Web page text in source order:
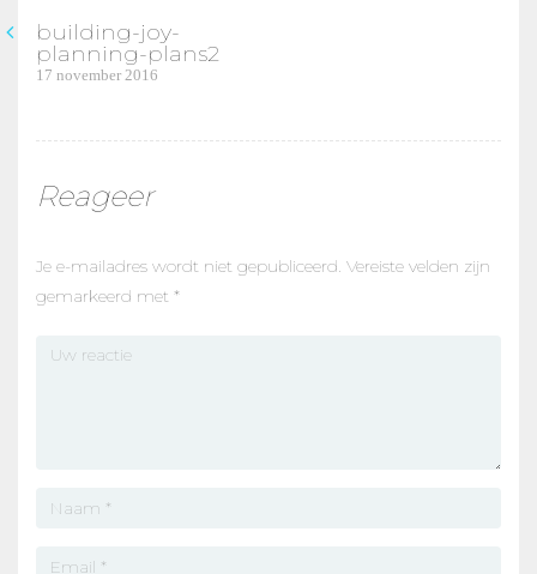
Bericht
navigatie
building-joy-
planning-plans2
Previous
17 november 2016
Reageer
Je e-mailadres wordt niet gepubliceerd. Vereiste velden zijn
gemarkeerd met *